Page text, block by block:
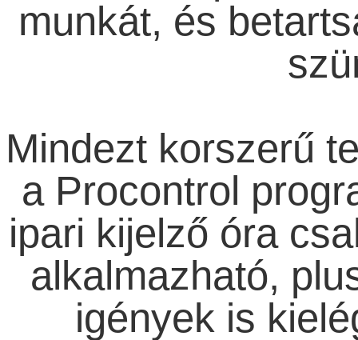
munkát, és
Mindezt korszerű
a Procontrol
ipari kijelző óra
alkalmazható,
igények is